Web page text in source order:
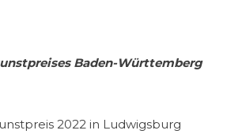
Baden-Württemberg
2022 in Ludwigsburg